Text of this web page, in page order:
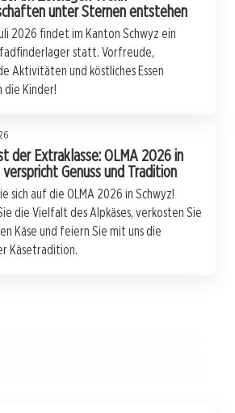
unter Sternen entstehen
2026 findet im Kanton Schwyz ein
statt. Vorfreude,
Aktivitäten und köstliches Essen
Kinder!
der Extraklasse: OLMA 2026 in
Genuss und Tradition
sich auf die OLMA 2026 in Schwyz!
die Vielfalt des Alpkäses, verkosten Sie
Käse und feiern Sie mit uns die
Käsetradition.in Ibach: Schwyz‘
vereint unter